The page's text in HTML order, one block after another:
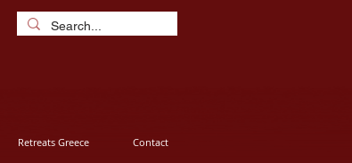
Retreats Greece Contact